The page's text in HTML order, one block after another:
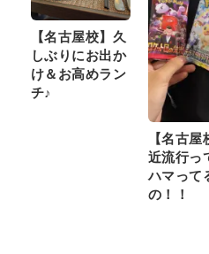
【名古屋校】久
しぶりにお出か
け＆お高めラン
チ♪
【名古屋
近流行っ
ハマって
の！！